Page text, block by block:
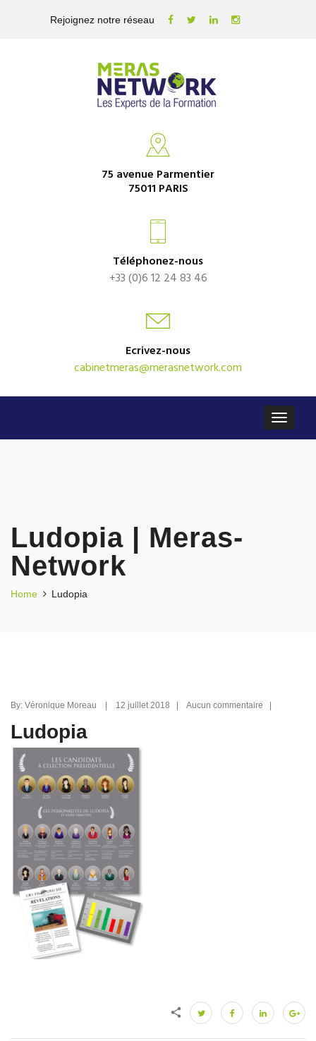
Rejoignez notre réseau
75 avenue Parmentier
75011 PARIS
Téléphonez-nous
+33 (0)6 12 24 83 46
Ecrivez-nous
cabinetmeras@merasnetwork.com
Ludopia | Meras-
Network
Home Ludopia
By: Véronique Moreau | 12 juillet 2018 | Aucun commentaire |
Ludopia